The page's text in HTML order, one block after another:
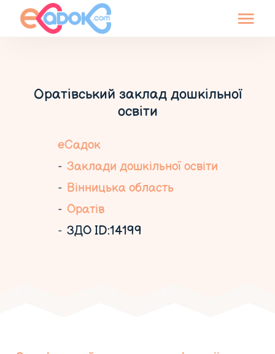
Оратівський заклад дошкільної
освіти
еСадок
Заклади дошкільної освіти
Вінницька область
Оратів
ЗДО ID:14199